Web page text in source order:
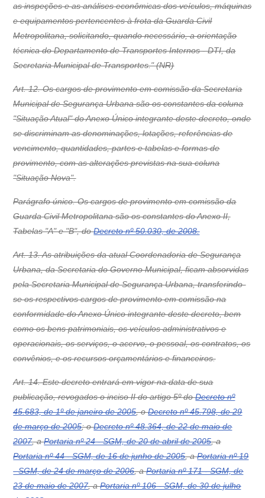
as inspeções e as análises econômicas dos veículos, máquinas
e equipamentos pertencentes à frota da Guarda Civil
Metropolitana, solicitando, quando necessário, a orientação
técnica do Departamento de Transportes Internos - DTI, da
Secretaria Municipal de Transportes." (NR)
Art. 12. Os cargos de provimento em comissão da Secretaria
Municipal de Segurança Urbana são os constantes da coluna
"Situação Atual" do Anexo Único integrante deste decreto, onde
se discriminam as denominações, lotações, referências de
vencimento, quantidades, partes e tabelas e formas de
provimento, com as alterações previstas na sua coluna
"Situação Nova".
Parágrafo único. Os cargos de provimento em comissão da
Guarda Civil Metropolitana são os constantes do Anexo II,
Tabelas "A" e "B", doDecreto nº 50.030, de 2008.
Art. 13. As atribuições da atual Coordenadoria de Segurança
Urbana, da Secretaria do Governo Municipal, ficam absorvidas
pela Secretaria Municipal de Segurança Urbana, transferindo-
se os respectivos cargos de provimento em comissão na
conformidade do Anexo Único integrante deste decreto, bem
como os bens patrimoniais, os veículos administrativos e
operacionais, os serviços, o acervo, o pessoal, os contratos, os
convênios, e os recursos orçamentários e financeiros.
Art. 14. Este decreto entrará em vigor na data de sua
publicação, revogados o inciso II do artigo 5º doDecreto nº
45.683, de 1º de janeiro de 2005, oDecreto nº 45.798, de 29
de março de 2005; oDecreto nº 48.364, de 22 de maio de
2007, aPortaria nº 24 - SGM, de 20 de abril de 2005, a
Portaria nº 44 - SGM, de 16 de junho de 2005, aPortaria nº 19
- SGM, de 24 de março de 2006, aPortaria nº 171 - SGM, de
23 de maio de 2007, aPortaria nº 106 - SGM, de 30 de julho